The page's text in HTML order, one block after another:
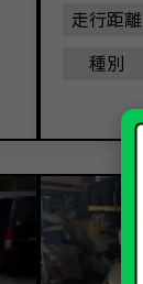
走行距離
種別